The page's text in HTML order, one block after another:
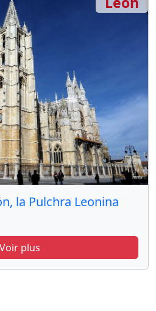
la Pulchra Leonina
Voir plus